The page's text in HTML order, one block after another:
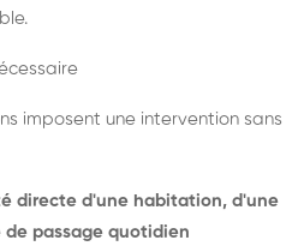
imposent une intervention sans
directe d'une habitation, d'une
de passage quotidien